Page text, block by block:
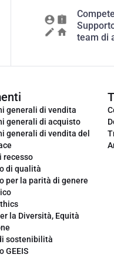
team di
generali di vendita
generali di acquisto
generali di vendita del
recesso
di qualità
per la parità di genere
la Diversità, Equità
sostenibilità
GEEIS